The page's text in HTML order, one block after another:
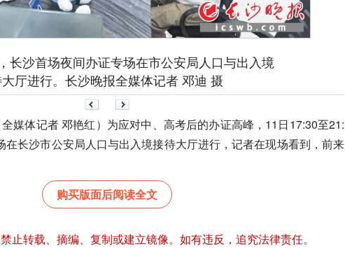
沙首场夜间办证专场在市公安局人口与出入境
厅进行。长沙晚报全媒体记者 邓迪 摄
体记者 邓艳红）为应对中、高考后的办证高峰，11日17:30至21:
在长沙市公安局人口与出入境接待大厅进行，记者在现场看到，前来
购买版面后阅读全文
止转载、摘编、复制或建立镜像。如有违反，追究法律责任。